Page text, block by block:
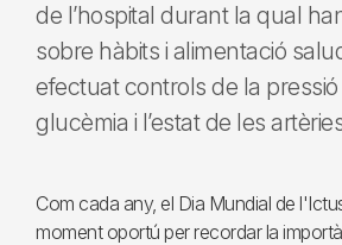
de l’hospital durant la qual
sobre hàbits i alimentació
efectuat controls de la pressió
glucèmia i l’estat de les
Com cada any, el Dia Mundial de
moment oportú per recordar la